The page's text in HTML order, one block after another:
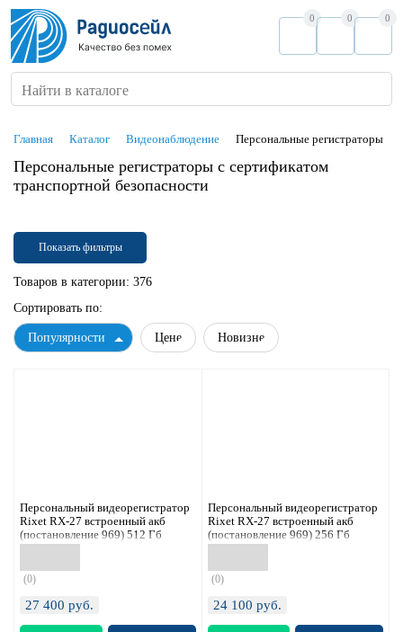
Найти в каталоге
0 0 0
Главная Каталог Видеонаблюдение Персональные регистраторы
Персональные регистраторы с сертификатом
транспортной безопасности
Показать фильтры
Товаров в категории: 376
Сортировать по:
Популярности Цене Новизне
Персональный видеорегистратор
Rixet RX-27 встроенный акб
(постановление 969) 512 Гб
(0)
27 400 руб.
Персональный видеорегистратор
Rixet RX-27 встроенный акб
(постановление 969) 256 Гб
(0)
24 100 руб.